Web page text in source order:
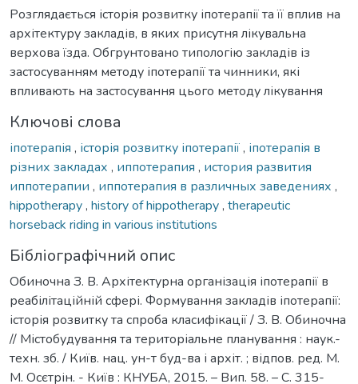
Розглядається історія розвитку іпотерапії та її вплив на
архітектуру закладів, в яких присутня лікувальна
верхова їзда. Обгрунтовано типологію закладів із
застосуванням методу іпотерапії та чинники, які
впливають на застосування цього методу лікування
Ключові слова
іпотерапія , історія розвитку іпотерапії, іпотерапія в
різних закладах , иппотерапия , история развития
иппотерапии , иппотерапия в различных заведениях ,
hippotherapy, history of hippotherapy, therapeutic
horseback riding in various institutions
Бібліографічний опис
Обиночна З. В. Архітектурна організація іпотерапії в
реабілітаційній сфері. Формування закладів іпотерапії:
історія розвитку та спроба класифікації / З. В. Обиночна
// Містобудування та територіальне планування : наук.-
техн. зб. / Київ. нац. ун-т буд-ва і архіт. ; відпов. ред. М.
М. Осєтрін. - Київ : КНУБА, 2015. – Вип. 58. – С. 315-